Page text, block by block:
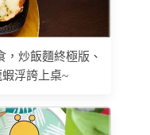
炒飯麵終極版、
浮誇上桌~